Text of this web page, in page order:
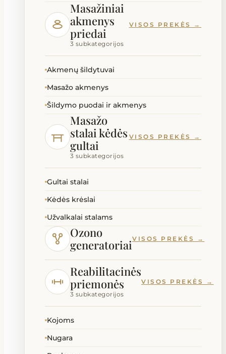
Masažiniai
akmenys
priedai
3 subkategorijos
VISOS PREKĖS →
Akmenų šildytuvai
Masažo akmenys
Šildymo puodai ir akmenys
Masažo
stalai kėdės
gultai
3 subkategorijos
VISOS PREKĖS →
Gultai stalai
Kėdės krėslai
Užvalkalai stalams
Ozono
generatoriaiVISOS PREKĖS →
Reabilitacinės
priemonės
3 subkategorijos
VISOS PREKĖS →
Kojoms
Nugara